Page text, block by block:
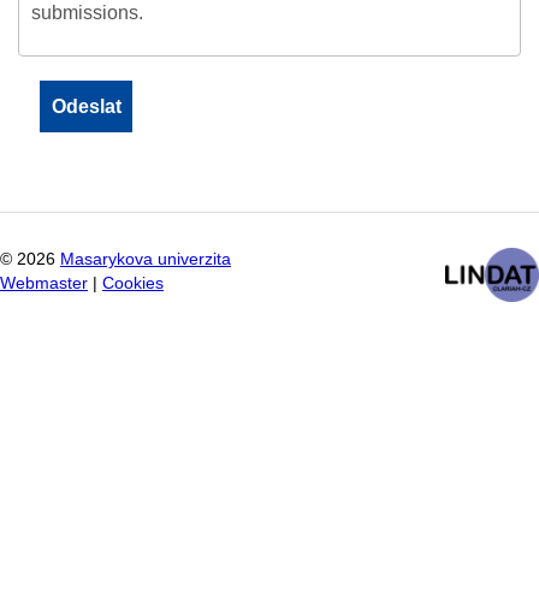
submissions.
© 2026 Masarykova univerzita
Webmaster
Cookies